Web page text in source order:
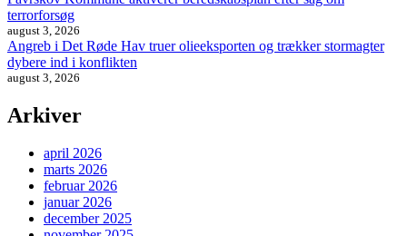
terrorforsøg
august 3, 2026
Angreb i Det Røde Hav truer olieeksporten og trækker stormagter
dybere ind i konflikten
august 3, 2026
Arkiver
april 2026
marts 2026
februar 2026
januar 2026
december 2025